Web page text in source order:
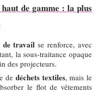
de gamme : la plus
de travail se renforce, avec
la sous-traitance opaque
des projecteurs.
de déchets textiles, mais le
le flot de vêtements